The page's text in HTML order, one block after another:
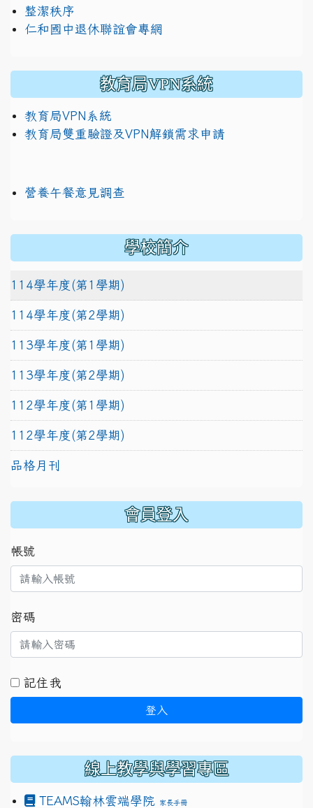
整潔秩序
仁和國中退休聯誼會專網
教育局VPN系統
教育局VPN系統
教育局雙重驗證及VPN解鎖需求申請
營養午餐意見調查
學校簡介
114學年度(第1學期)
114學年度(第2學期)
113學年度(第1學期)
113學年度(第2學期)
112學年度(第1學期)
112學年度(第2學期)
品格月刊
會員登入
帳號
密碼
記住我
登入
線上教學與學習專區
TEAMS翰林雲端學院 家長手冊